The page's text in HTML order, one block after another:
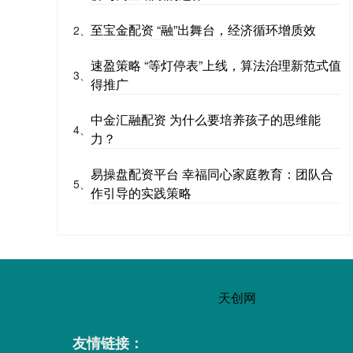
2、 至宝金配资 “融”出舞台，经济循环增质效
3、
速盈策略 “等灯停表”上线，算法治理新范式值
得推广
4、
中金汇融配资 为什么要培养孩子的思维能
力？
5、
易操盘配资平台 幸福同心家庭教育：团队合
作引导的实践策略
天创网
友情链接：